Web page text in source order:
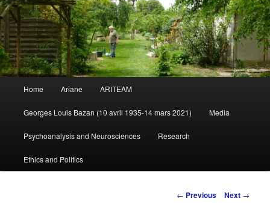
Skip
to
primary
Home Ariane ARITEAM
Georges Louis Bazan (10 avril 1935-14 mars 2021) Media
Psychoanalysis and Neurosciences Research
Ethics and Politics
Post
← Previous Next →